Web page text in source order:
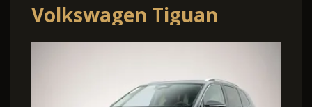
Volkswagen Tiguan